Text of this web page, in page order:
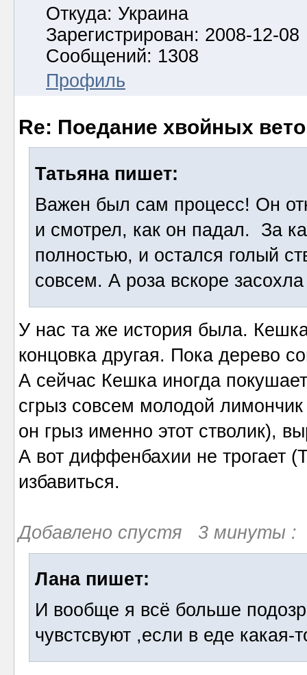
Откуда: Украина
Зарегистрирован: 2008-12-08
Сообщений: 1308
Профиль
Re: Поедание хвойных
Татьяна пишет:
Важен был сам процесс! Он
и смотрел, как он падал. За
полностью, и остался голый
совсем. А роза вскоре
У нас та же история была.
концовка другая. Пока дерево
А сейчас Кешка иногда
сгрыз совсем молодой
он грыз именно этот стволик),
А вот диффенбахии не трогает
избавиться.
Добавлено спустя 3 минуты :
Лана пишет:
И вообще я всё больше
чувстсвуют ,если в еде какая-